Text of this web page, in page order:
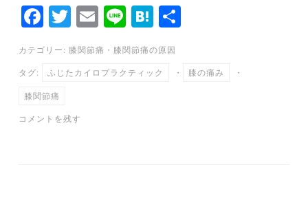
Fa
ce
bo
ok
T
wi
tte
r
E
m
ail
Li
ne
H
at
en
a
カテゴリー: 膝関節痛 ・ 膝関節痛の原因
タグ: ふじたカイロプラクティック ・ 膝の痛み ・
膝関節痛
コメントを残す